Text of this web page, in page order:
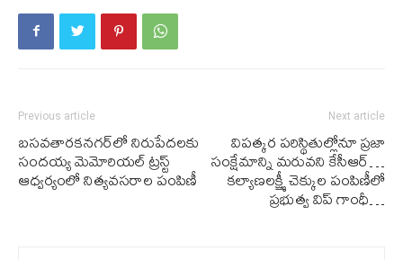
Previous article
బ‌స‌వ‌తార‌కన‌గ‌ర్‌లో నిరుపేద‌ల‌కు
సందయ్య మెమోరియల్ ట్రస్ట్
ఆధ్వర్యంలో నిత్యవస‌రాల పంపిణీ
Next article
విప‌త్క‌ర ప‌రిస్థితుల్లోనూ ప్ర‌జా
సంక్షేమాన్ని మ‌రువ‌ని కేసీఆర్…
క‌ల్యాణ‌ల‌క్ష్మీ చెక్కుల పంపిణీలో
ప్ర‌భుత్వ విప్ గాంధీ…